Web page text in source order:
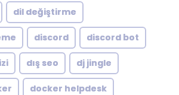
dil değiştirme
discord discord bot
dış seo dj jingle
docker helpdesk